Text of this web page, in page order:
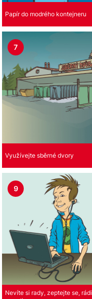
Papír do modrého kontejneru
7
Využívejte sběrné dvory
9
Nevíte si rady, zeptejte se, rádi